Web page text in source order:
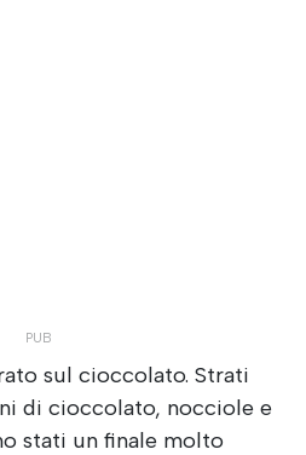
sul cioccolato. Strati
di cioccolato, nocciole e
stati un finale molto